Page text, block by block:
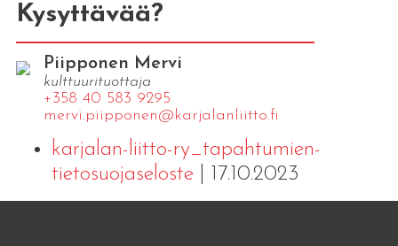
Kysyttävää?
Piipponen Mervi
kulttuurituottaja
+358 40 583 9295
mervi.​piipponen@​kar​jala​nlii​tto.​fi
karjalan-liitto-ry_tapahtumien-
tietosuojaseloste| 17.10.2023